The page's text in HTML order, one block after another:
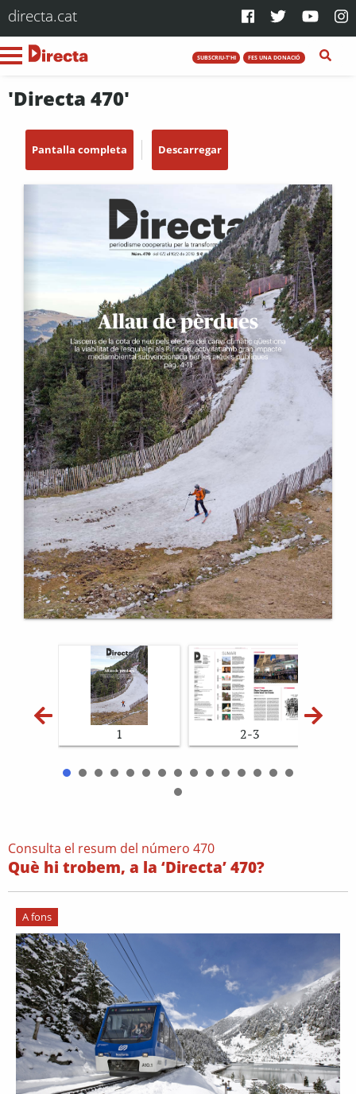
directa.cat
SUBSCRIU-T'HI FES UNA DONACIÓ
'Directa 470'
Pantalla completa Descarregar
1 2-3
Consulta el resum del número 470
Què hi trobem, a la ‘Directa’ 470?
A fons